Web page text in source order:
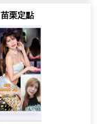
苗栗定點